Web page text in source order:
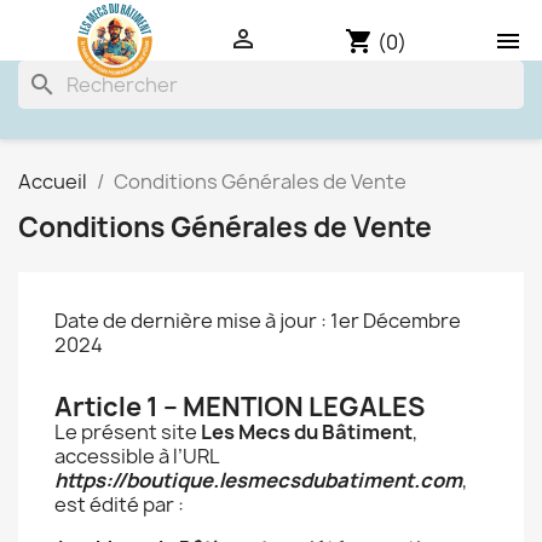

shopping_cart (0)

search
Accueil Conditions Générales de Vente
Conditions Générales de Vente
Date de dernière mise à jour : 1er Décembre
2024
Article 1 – MENTION LEGALES
Le présent site Les Mecs du Bâtiment,
accessible à l’URL
https://boutique.lesmecsdubatiment.com,
est édité par :